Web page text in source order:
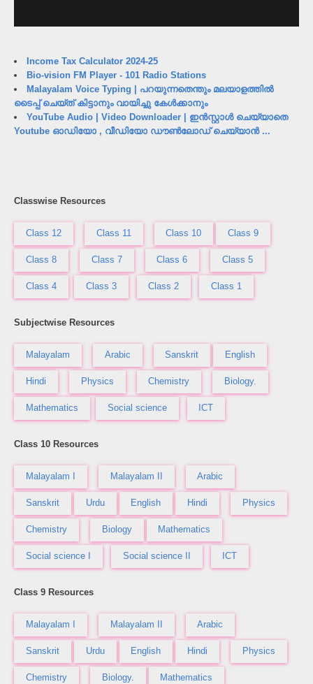
Income Tax Calculator 2024-25
Bio-vision FM Player - 101 Radio Stations
Malayalam Voice Typing | പറയുന്നതെന്തും മലയാളത്തിൽ
ടൈപ്പ് ചെയ്ത് കിട്ടാനും വായിച്ചു കേൾക്കാനും
YouTube Audio | Video Downloader | ഇൻസ്റ്റാൾ ചെയ്യാതെ
Youtube ഓഡിയോ , വീഡിയോ ഡൗൺലോഡ് ചെയ്യാൻ ...
Classwise Resources
Class 12 Class 11 Class 10 Class 9
Class 8 Class 7 Class 6 Class 5
Class 4 Class 3 Class 2 Class 1
Subjectwise Resources
Malayalam Arabic Sanskrit English
Hindi Physics Chemistry Biology.
Mathematics Social science ICT
Class 10 Resources
Malayalam I Malayalam II Arabic
Sanskrit Urdu English Hindi Physics
Chemistry Biology Mathematics
Social science I Social science II ICT
Class 9 Resources
Malayalam I Malayalam II Arabic
Sanskrit Urdu English Hindi Physics
Chemistry Biology. Mathematics